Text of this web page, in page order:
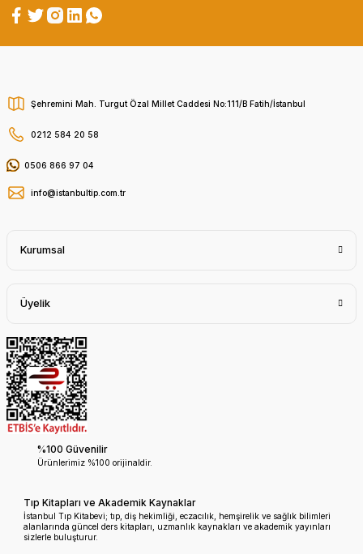
Şehremini Mah. Turgut Özal Millet Caddesi No:111/B Fatih/İstanbul
0212 584 20 58
0506 866 97 04
info@istanbultip.com.tr
Kurumsal
Üyelik
%100 Güvenilir
Ürünlerimiz %100 orijinaldir.
Tıp Kitapları ve Akademik Kaynaklar
İstanbul Tıp Kitabevi; tıp, diş hekimliği, eczacılık, hemşirelik ve sağlık bilimleri
alanlarında güncel ders kitapları, uzmanlık kaynakları ve akademik yayınları
sizlerle buluşturur.